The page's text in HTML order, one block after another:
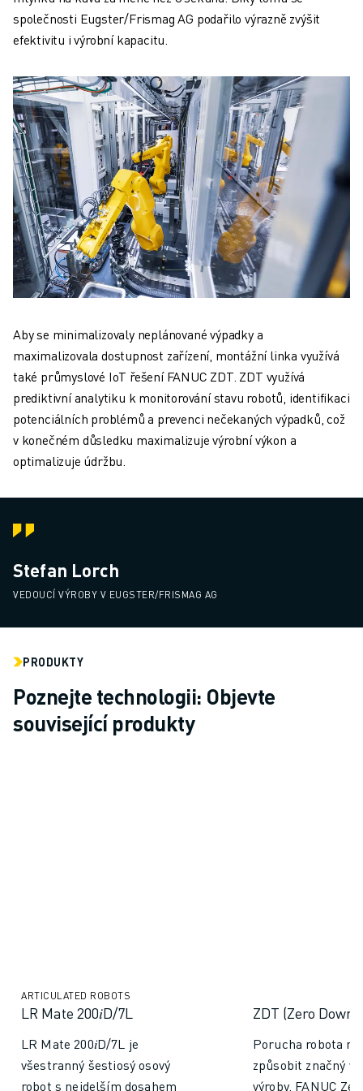
společnosti Eugster/Frismag AG podařilo výrazně zvýšit
efektivitu i výrobní kapacitu.
Aby se minimalizovaly neplánované výpadky a
maximalizovala dostupnost zařízení, montážní linka využívá
také průmyslové IoT řešení FANUC ZDT. ZDT využívá
prediktivní analytiku k monitorování stavu robotů, identifikaci
potenciálních problémů a prevenci nečekaných výpadků, což
v konečném důsledku maximalizuje výrobní výkon a
optimalizuje údržbu.
Stefan Lorch
VEDOUCÍ VÝROBY V EUGSTER/FRISMAG AG
PRODUKTY
Poznejte technologii: Objevte
související produkty
ARTICULATED ROBOTS
LR Mate 200𝑖D/7L
LR Mate 200𝑖D/7L je
všestranný šestiosý osový
robot s nejdelším dosahem
ZDT (Zero Down
Porucha robota
způsobit značný
výroby. FANUC